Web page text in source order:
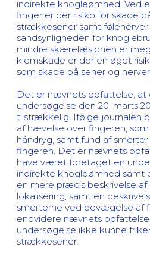
indirekte knogleømhed. Ved
finger er der risiko for skade
strækkesener samt
sandsynligheden for
mindre skærelæsionen er
klemskade er der en øget
som skade på sener og nerver.
Det er nævnets opfattelse, at
undersøgelse den 20. marts
tilstrækkelig. Ifølge journalen
af hævelse over fingeren,
håndryg, samt fund af
fingeren. Det er nævnets
have været foretaget en
indirekte knogleømhed samt
en mere præcis beskrivelse
lokalisering, samt en
smerterne ved bevægelse af
endvidere nævnets
undersøgelse ikke kunne
strækkesener.